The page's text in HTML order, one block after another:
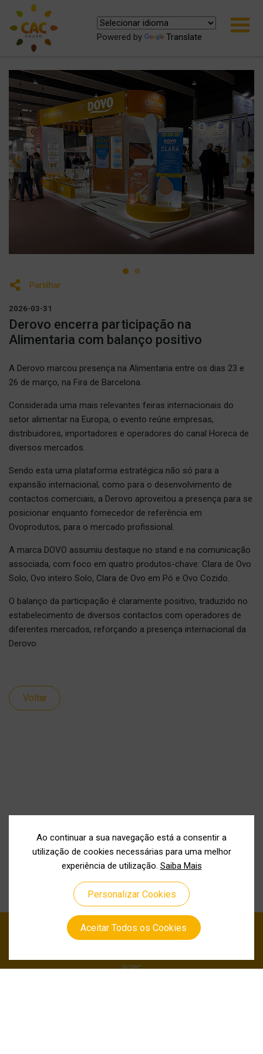
Powered by Translate
Previous
Partilhar
2026-03-31
Derovo encerra participação na
Alimentaria com balanço positivo
A Derovo marcou presença na Alimentaria entre os dias 23 e
26 de março, na Fira de Barcelona.
Considerada uma mais relevantes feiras internacionais do
setor alimentar na Europa, o evento reúne empresas,
distribuidores, importadores e operadores do canal Horeca de
diversos mercados.
Sendo esta uma plataforma estratégica não só para a
expansão internacional, como para o desenvolvimento de
contactos comerciais, a Derovo aproveitou a presença para se
posicionar enquanto fornecedor de referência em
Ovoprodutos, para o mercado profissional.
A marca DOVO assumiu destaque no stand e na comunicação
associada, com foco em quatro produtos-chave: Clara de Ovo
Solo, Ovo inteiro Solo, Clara de Ovo em Pó e Ovo Cozido.
O balanço da participação é claramente positivo, traduzido no
estabelecimento de diversos contactos com operadores de
diferentes mercados, reforçando a presença internacional da
Derovo.
Voltar
Política de Privacidade
RGPC
Ao continuar a sua navegação está a consentir a
utilização de cookies necessárias para uma melhor
experiência de utilização. Saiba Mais
Personalizar Cookies
Aceitar Todos os Cookies